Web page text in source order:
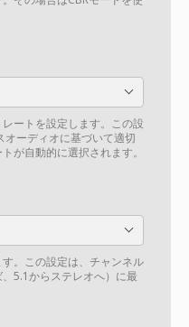
ートを設定します。この設
オーディオに基づいて適切
が自動的に選択されます。
。この設定は、チャンネル
5.1からステレオへ）に最